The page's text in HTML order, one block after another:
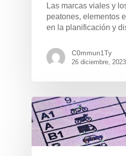
Las marcas viales y
peatones, elementos
en la planificación y
C0mmun1Ty
26 diciembre, 2023